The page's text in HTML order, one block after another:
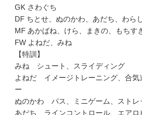
GK さわぐち
DF ちとせ、ぬのかわ、あだち、わら
MF あかばね、けら、まきの、もちす
FW よねだ、みね
【特訓】
みね シュート、スライディング
よねだ イメージトレーニング、合気
ー
ぬのかわ パス、ミニゲーム、ストレ
あだち ラインコントロール、エアロ